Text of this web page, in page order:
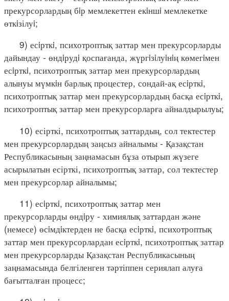
прекурсорлардың бiр мемлекеттен екiншi мемлекетке
өткiзілуi;
9) есiрткi, психотроптық заттар мен прекурсорларды
дайындау - өндiрудi қоспағанда, жүргiзiлуiнiң көмегiмен
есiрткi, психотроптық заттар мен прекурсорлардың
алынуы мүмкiн барлық процестер, сондай-ақ есiрткi,
психотроптық заттар мен прекурсорлардың басқа есiрткi,
психотроптық заттар мен прекурсорларға айналдырылуы;
10) есірткі, психотроптық заттардың, сол тектестер
мен прекурсорлардың заңсыз айналымы - Қазақстан
Республикасының заңнамасын бұза отырып жүзеге
асырылатын есірткі, психотроптық заттар, сол тектестер
мен прекурсорлар айналымы;
11) есiрткi, психотроптық заттар мен
прекурсорларды өндiру - химиялық заттардан және
(немесе) өсiмдiктерден не басқа есiрткi, психотроптық
заттар мен прекурсорлардан есiрткi, психотроптық заттар
мен прекурсорларды Қазақстан Республикасының
заңнамасында белгіленген тәртіппен сериялап алуға
бағытталған процесс;